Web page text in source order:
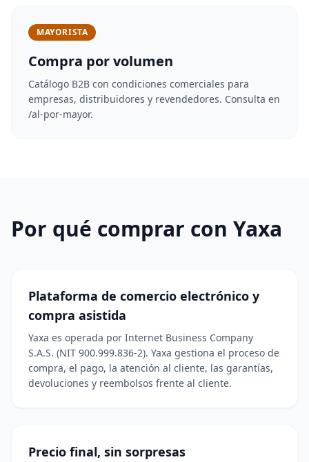
MAYORISTA
Compra por volumen
Catálogo B2B con condiciones comerciales para
empresas, distribuidores y revendedores. Consulta en
/al-por-mayor.
Por qué comprar con Yaxa
Plataforma de comercio electrónico y
compra asistida
Yaxa es operada por Internet Business Company
S.A.S. (NIT 900.999.836-2). Yaxa gestiona el proceso de
compra, el pago, la atención al cliente, las garantías,
devoluciones y reembolsos frente al cliente.
Precio final, sin sorpresas